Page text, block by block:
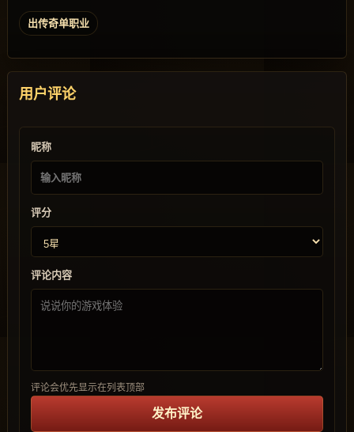
出传奇单职业
用户评论
昵称
评分
评论内容
评论会优先显示在列表顶部
发布评论